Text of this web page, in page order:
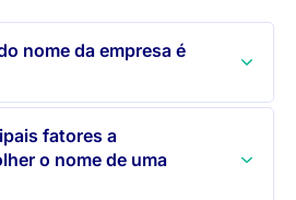
nome da empresa é
fatores a
o nome de uma